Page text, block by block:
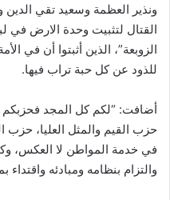
ونذير العظمة وسعيد تقي
القتال لتثبيت وحدة الارض في
الزوبعة”، الذين أثبتوا أن في
للذود عن كل حبة تراب فيها.
أضافت: “لكم كل المجد فحزبكم
حزب القيم والمثل العليا، حزب
في خدمة المواطن لا العكس،
والتزام بنظامه ومبادئه